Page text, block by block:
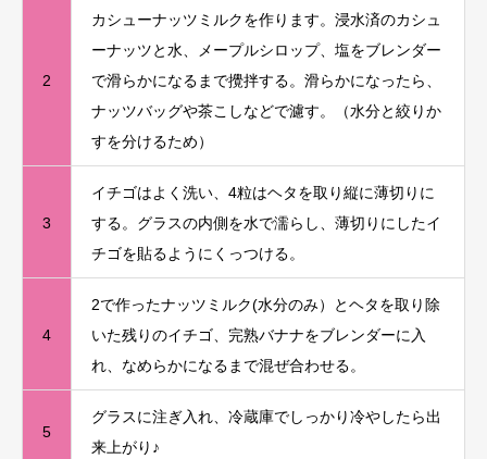
2
カシューナッツミルクを作ります。浸水済のカシュ
ーナッツと水、メープルシロップ、塩をブレンダー
で滑らかになるまで攪拌する。滑らかになったら、
ナッツバッグや茶こしなどで濾す。（水分と絞りか
すを分けるため）
3
イチゴはよく洗い、4粒はヘタを取り縦に薄切りに
する。グラスの内側を水で濡らし、薄切りにしたイ
チゴを貼るようにくっつける。
4
2で作ったナッツミルク(水分のみ）とヘタを取り除
いた残りのイチゴ、完熟バナナをブレンダーに入
れ、なめらかになるまで混ぜ合わせる。
5
グラスに注ぎ入れ、冷蔵庫でしっかり冷やしたら出
来上がり♪